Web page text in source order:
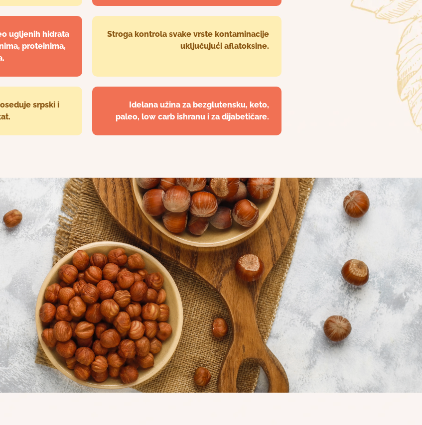
Stroga kontrola svake vrste kontaminacije
uključujući aflatoksine.
ugljenih hidrata
proteinima,
srpski i
Idelana užina za bezglutensku, keto,
paleo, low carb ishranu i za dijabetičare.